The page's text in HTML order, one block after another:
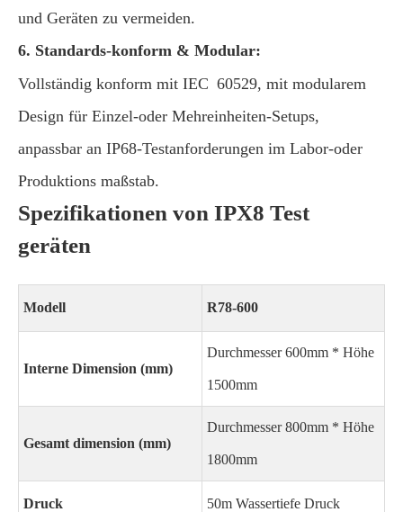
und Geräten zu vermeiden.
6. Standards-konform & Modular:
Vollständig konform mit IEC 60529, mit modularem
Design für Einzel-oder Mehreinheiten-Setups,
anpassbar an IP68-Testanforderungen im Labor-oder
Produktions maßstab.
Spezifikationen von IPX8 Test
geräten
Modell R78-600
Interne Dimension (mm)
Durchmesser 600mm * Höhe
1500mm
Gesamt dimension (mm)
Durchmesser 800mm * Höhe
1800mm
Druck 50m Wassertiefe Druck